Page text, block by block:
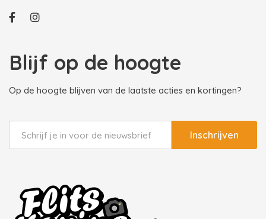
Blijf op de hoogte
Op de hoogte blijven van de laatste acties en kortingen?
Inschrijven